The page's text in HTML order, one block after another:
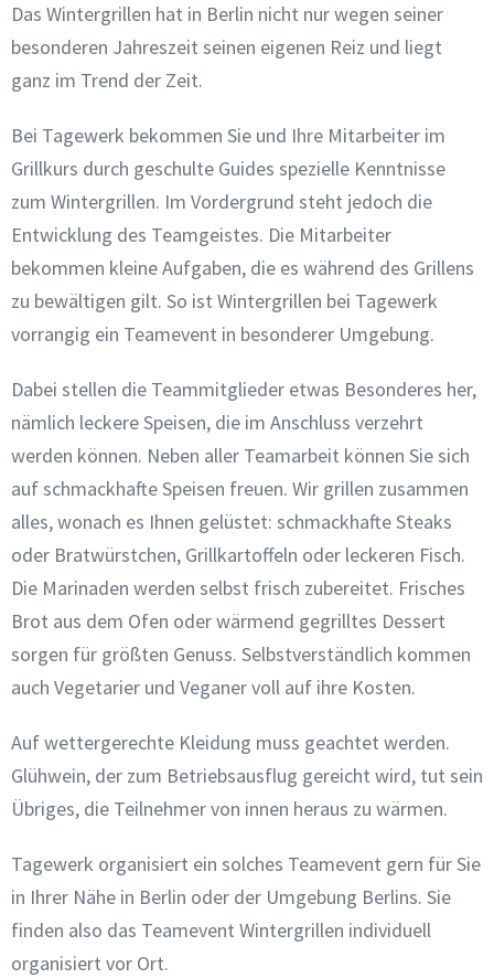
Das Wintergrillen hat in Berlin nicht nur wegen seiner
besonderen Jahreszeit seinen eigenen Reiz und liegt
ganz im Trend der Zeit.
Bei Tagewerk bekommen Sie und Ihre Mitarbeiter im
Grillkurs durch geschulte Guides spezielle Kenntnisse
zum Wintergrillen. Im Vordergrund steht jedoch die
Entwicklung des Teamgeistes. Die Mitarbeiter
bekommen kleine Aufgaben, die es während des Grillens
zu bewältigen gilt. So ist Wintergrillen bei Tagewerk
vorrangig ein Teamevent in besonderer Umgebung.
Dabei stellen die Teammitglieder etwas Besonderes her,
nämlich leckere Speisen, die im Anschluss verzehrt
werden können. Neben aller Teamarbeit können Sie sich
auf schmackhafte Speisen freuen. Wir grillen zusammen
alles, wonach es Ihnen gelüstet: schmackhafte Steaks
oder Bratwürstchen, Grillkartoffeln oder leckeren Fisch.
Die Marinaden werden selbst frisch zubereitet. Frisches
Brot aus dem Ofen oder wärmend gegrilltes Dessert
sorgen für größten Genuss. Selbstverständlich kommen
auch Vegetarier und Veganer voll auf ihre Kosten.
Auf wettergerechte Kleidung muss geachtet werden.
Glühwein, der zum Betriebsausflug gereicht wird, tut sein
Übriges, die Teilnehmer von innen heraus zu wärmen.
Tagewerk organisiert ein solches Teamevent gern für Sie
in Ihrer Nähe in Berlin oder der Umgebung Berlins. Sie
finden also das Teamevent Wintergrillen individuell
organisiert vor Ort.